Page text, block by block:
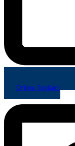
Online Toplantı